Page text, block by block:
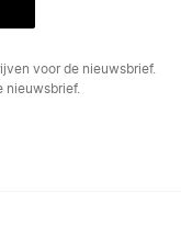
voor de nieuwsbrief.
nieuwsbrief.